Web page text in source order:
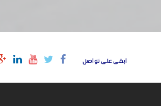
ابقى على تواصل